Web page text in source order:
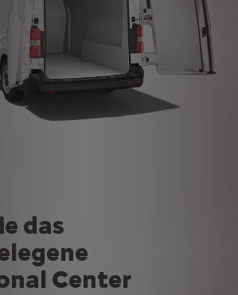
das
Center